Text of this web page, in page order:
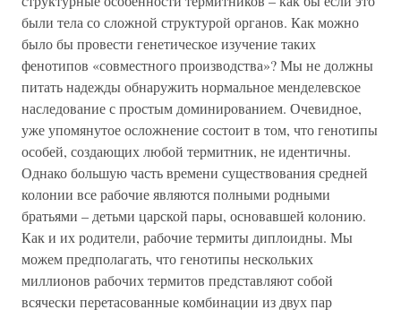
были тела со сложной структурой органов. Как можно
было бы провести генетическое изучение таких
фенотипов «совместного производства»? Мы не должны
питать надежды обнаружить нормальное менделевское
наследование с простым доминированием. Очевидное,
уже упомянутое осложнение состоит в том, что генотипы
особей, создающих любой термитник, не идентичны.
Однако большую часть времени существования средней
колонии все рабочие являются полными родными
братьями – детьми царской пары, основавшей колонию.
Как и их родители, рабочие термиты диплоидны. Мы
можем предполагать, что генотипы нескольких
миллионов рабочих термитов представляют собой
всячески перетасованные комбинации из двух пар